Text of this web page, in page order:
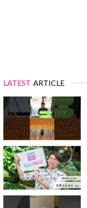
LATEST ARTICLE